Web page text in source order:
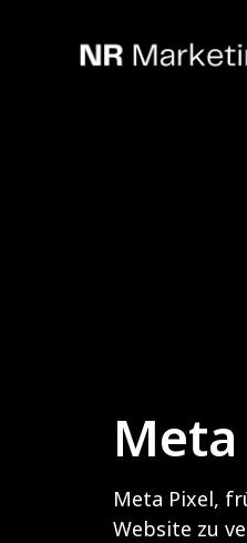
Meta Pixel,
Website zu